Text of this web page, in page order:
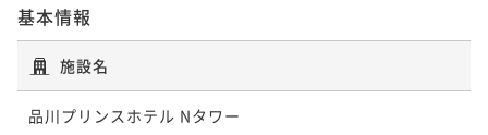
基本情報
施設名
品川プリンスホテル Nタワー